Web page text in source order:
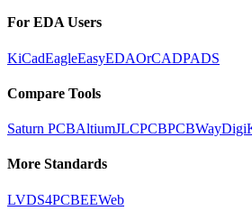
For EDA Users
KiCadEagleEasyEDAOrCADPADS
Compare Tools
Saturn PCBAltiumJLCPCBPCBWay
More Standards
LVDS4PCBEEWeb